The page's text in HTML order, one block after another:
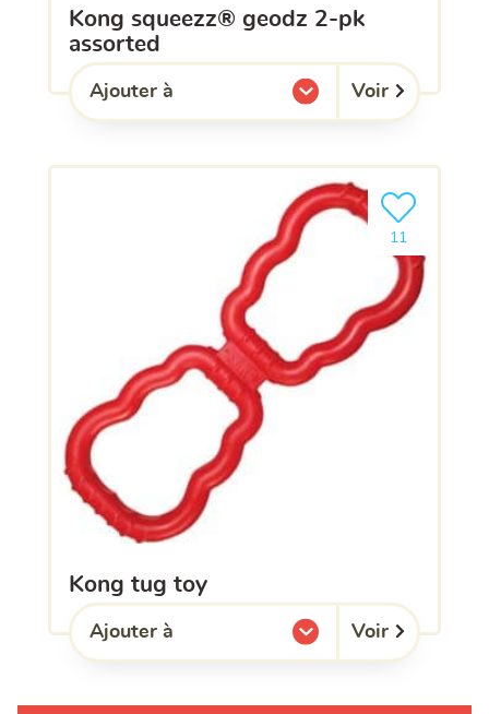
kong squeezz® geodz 2-pk
assorted
Ajouter à
l'une de mes listes. Voir
kong tug toy
11
Ajouter le
Ajouter à
l'une de mes listes. Voir